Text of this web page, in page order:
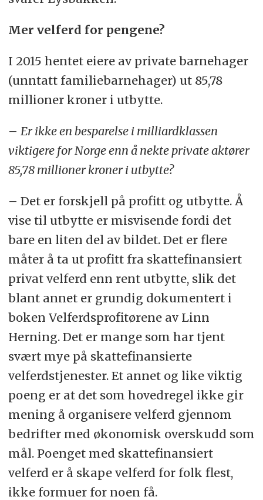
Mer velferd for pengene?
I 2015 hentet eiere av private barnehager
(unntatt familiebarnehager) ut 85,78
millioner kroner i utbytte.
– Er ikke en besparelse i milliardklassen
viktigere for Norge enn å nekte private aktører
85,78 millioner kroner i utbytte?
– Det er forskjell på profitt og utbytte. Å
vise til utbytte er misvisende fordi det
bare en liten del av bildet. Det er flere
måter å ta ut profitt fra skattefinansiert
privat velferd enn rent utbytte, slik det
blant annet er grundig dokumentert i
boken Velferdsprofitørene av Linn
Herning. Det er mange som har tjent
svært mye på skattefinansierte
velferdstjenester. Et annet og like viktig
poeng er at det som hovedregel ikke gir
mening å organisere velferd gjennom
bedrifter med økonomisk overskudd som
mål. Poenget med skattefinansiert
velferd er å skape velferd for folk flest,
ikke formuer for noen få.